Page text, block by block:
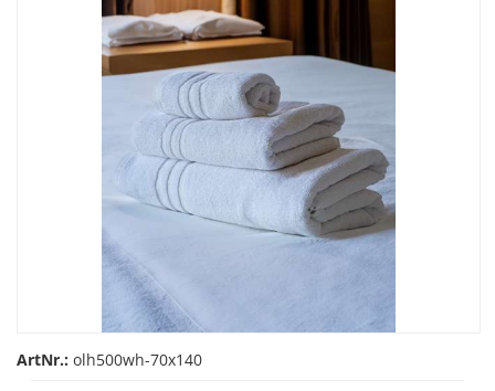
ArtNr.: olh500wh-70x140